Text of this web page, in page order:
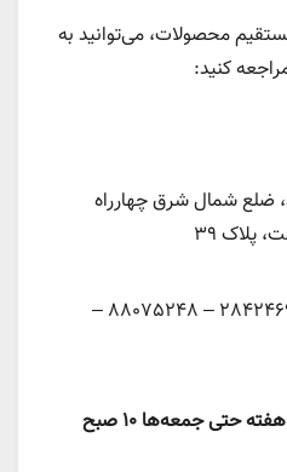
محصولات، می‌توانید به
کنید:
ضلع شمال شرق چهارراه
پلاک ۳۹
تلفن‌ها: 28424898 – 28424698 – 88075248 –
تمام روزهای هفته حتی جمعه‌ها ۱۰ صبح